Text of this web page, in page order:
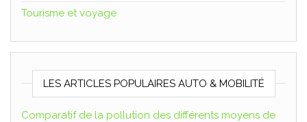
Tourisme et voyage
LES ARTICLES POPULAIRES AUTO & MOBILITÉ
Comparatif de la pollution des différents moyens de